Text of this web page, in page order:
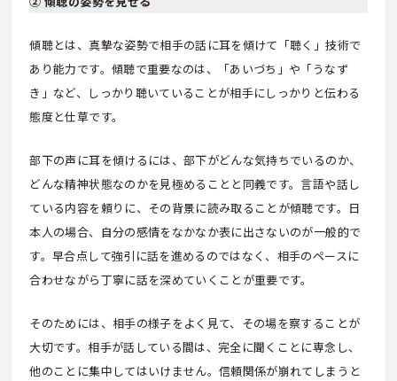
傾聴とは、真摯な姿勢で相手の話に耳を傾けて「聴く」技術で
あり能力です。傾聴で重要なのは、「あいづち」や「うなず
き」など、しっかり聴いていることが相手にしっかりと伝わる
態度と仕草です。
部下の声に耳を傾けるには、部下がどんな気持ちでいるのか、
どんな精神状態なのかを見極めることと同義です。言語や話し
ている内容を頼りに、その背景に読み取ることが傾聴です。日
本人の場合、自分の感情をなかなか表に出さないのが一般的で
す。早合点して強引に話を進めるのではなく、相手のペースに
合わせながら丁寧に話を深めていくことが重要です。
そのためには、相手の様子をよく見て、その場を察することが
大切です。相手が話している間は、完全に聞くことに専念し、
他のことに集中してはいけません。信頼関係が崩れてしまうと